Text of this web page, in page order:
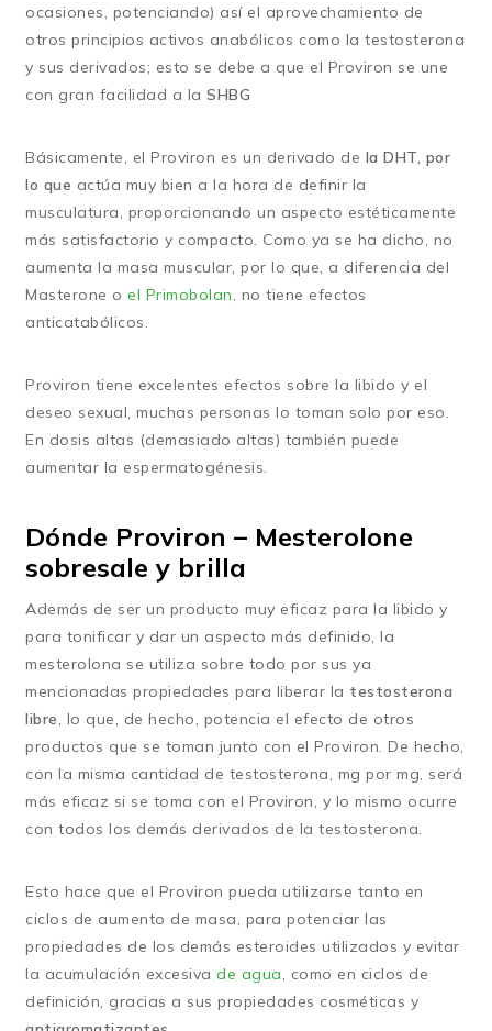
ocasiones, potenciando) así el aprovechamiento de
otros principios activos anabólicos como la testosterona
y sus derivados; esto se debe a que el Proviron se une
con gran facilidad a la SHBG
Básicamente, el Proviron es un derivado de la DHT, por
lo que actúa muy bien a la hora de definir la
musculatura, proporcionando un aspecto estéticamente
más satisfactorio y compacto. Como ya se ha dicho, no
aumenta la masa muscular, por lo que, a diferencia del
Masterone o el Primobolan, no tiene efectos
anticatabólicos.
Proviron tiene excelentes efectos sobre la libido y el
deseo sexual, muchas personas lo toman solo por eso.
En dosis altas (demasiado altas) también puede
aumentar la espermatogénesis.
Dónde Proviron – Mesterolone
sobresale y brilla
Además de ser un producto muy eficaz para la libido y
para tonificar y dar un aspecto más definido, la
mesterolona se utiliza sobre todo por sus ya
mencionadas propiedades para liberar la testosterona
libre, lo que, de hecho, potencia el efecto de otros
productos que se toman junto con el Proviron. De hecho,
con la misma cantidad de testosterona, mg por mg, será
más eficaz si se toma con el Proviron, y lo mismo ocurre
con todos los demás derivados de la testosterona.
Esto hace que el Proviron pueda utilizarse tanto en
ciclos de aumento de masa, para potenciar las
propiedades de los demás esteroides utilizados y evitar
la acumulación excesiva de agua, como en ciclos de
definición, gracias a sus propiedades cosméticas y